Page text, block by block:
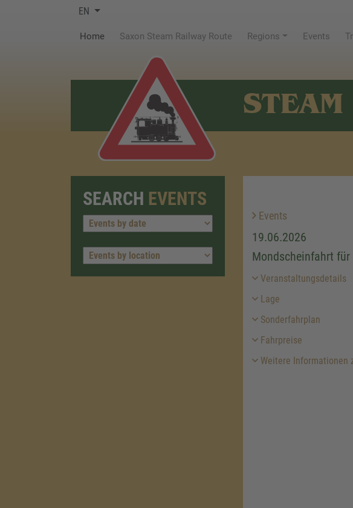
EN
Home(current)Saxon Steam Railway Route Regions Events
STEAM
SEARCH EVENTS
Events
19.06.2026
Mondscheinfahrt für
Veranstaltungsdetails
Lage
Sonderfahrplan
Fahrpreise
Weitere Informationen